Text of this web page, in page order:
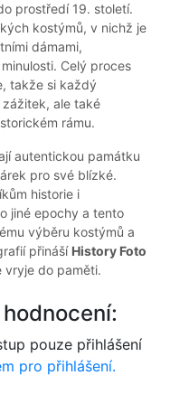
prostředí 19. století.
kostýmů, v nichž je
dámami,
Celý proces
takže si každý
ale také
rámu.
autentickou památku
pro své blízké.
historie i
jiné epochy a tento
výběru kostýmů a
přináší History Foto
vryje do paměti.
pouze přihlášení
pro přihlášení.